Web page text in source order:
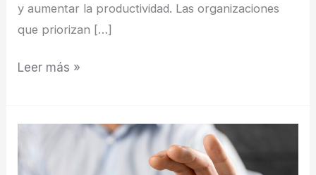
y aumentar la productividad. Las organizaciones
que priorizan […]
Leer más »